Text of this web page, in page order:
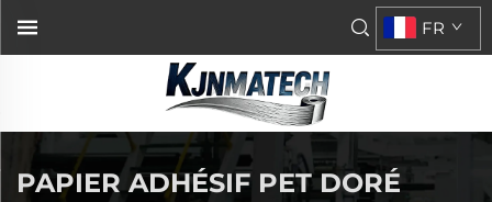
FR
PAPIER ADHÉSIF PET DORÉ